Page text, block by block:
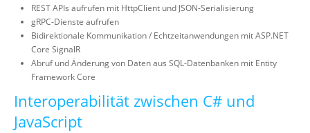
REST APIs aufrufen mit HttpClient und JSON-Serialisierung
gRPC-Dienste aufrufen
Bidirektionale Kommunikation / Echtzeitanwendungen mit ASP.NET
Core SignalR
Abruf und Änderung von Daten aus SQL-Datenbanken mit Entity
Framework Core
Interoperabilität zwischen C# und
JavaScript